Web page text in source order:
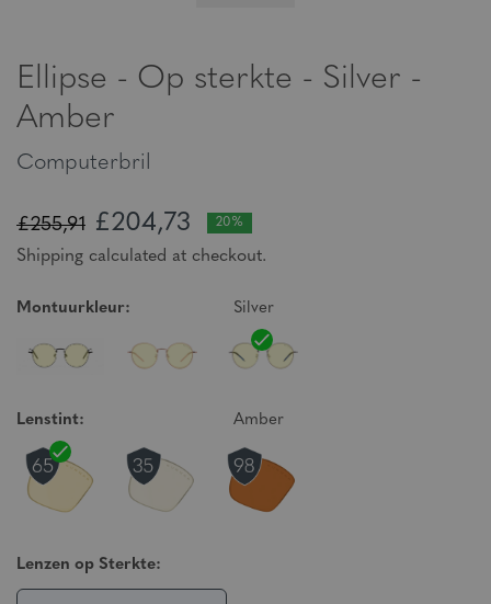
Ellipse - Op sterkte - Silver -
Amber
Computerbril
£255,91 £204,73 20%
Shipping calculated at checkout.
Montuurkleur: Silver
Lenstint: Amber
Lenzen op Sterkte: